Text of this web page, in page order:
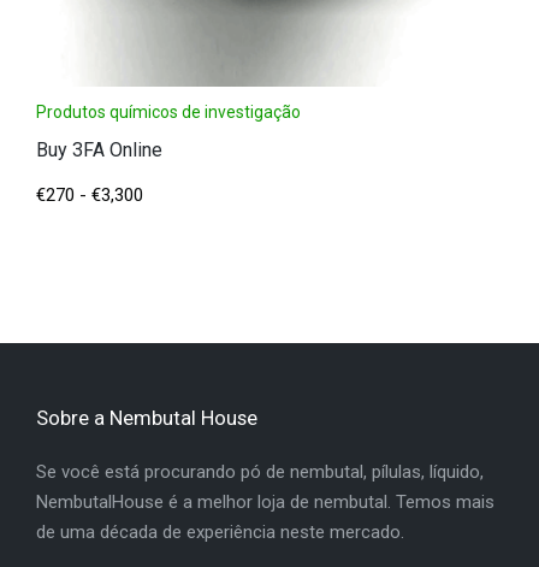
Produtos químicos de investigação
Buy 3FA Online
€270 - €3,300
Sobre a Nembutal House
Se você está procurando pó de nembutal, pílulas, líquido,
NembutalHouse é a melhor loja de nembutal. Temos mais
de uma década de experiência neste mercado.